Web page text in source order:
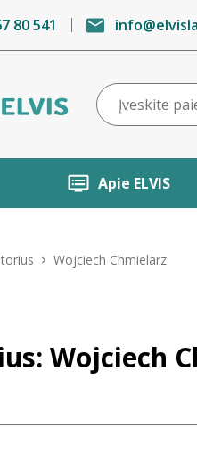
80 541
Apie ELVIS
Wojciech Chmielarz
Wojciech